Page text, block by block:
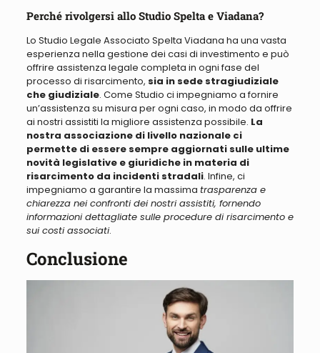
Perché rivolgersi allo Studio Spelta e Viadana?
Lo Studio Legale Associato Spelta Viadana ha una vasta
esperienza nella gestione dei casi di investimento e può
offrire assistenza legale completa in ogni fase del
processo di risarcimento, sia in sede stragiudiziale
che giudiziale. Come Studio ci impegniamo a fornire
un’assistenza su misura per ogni caso, in modo da offrire
ai nostri assistiti la migliore assistenza possibile. La
nostra associazione di livello nazionale ci
permette di essere sempre aggiornati sulle ultime
novità legislative e giuridiche in materia di
risarcimento da incidenti stradali. Infine, ci
impegniamo a garantire la massima trasparenza e
chiarezza nei confronti dei nostri assistiti, fornendo
informazioni dettagliate sulle procedure di risarcimento e
sui costi associati.
Conclusione